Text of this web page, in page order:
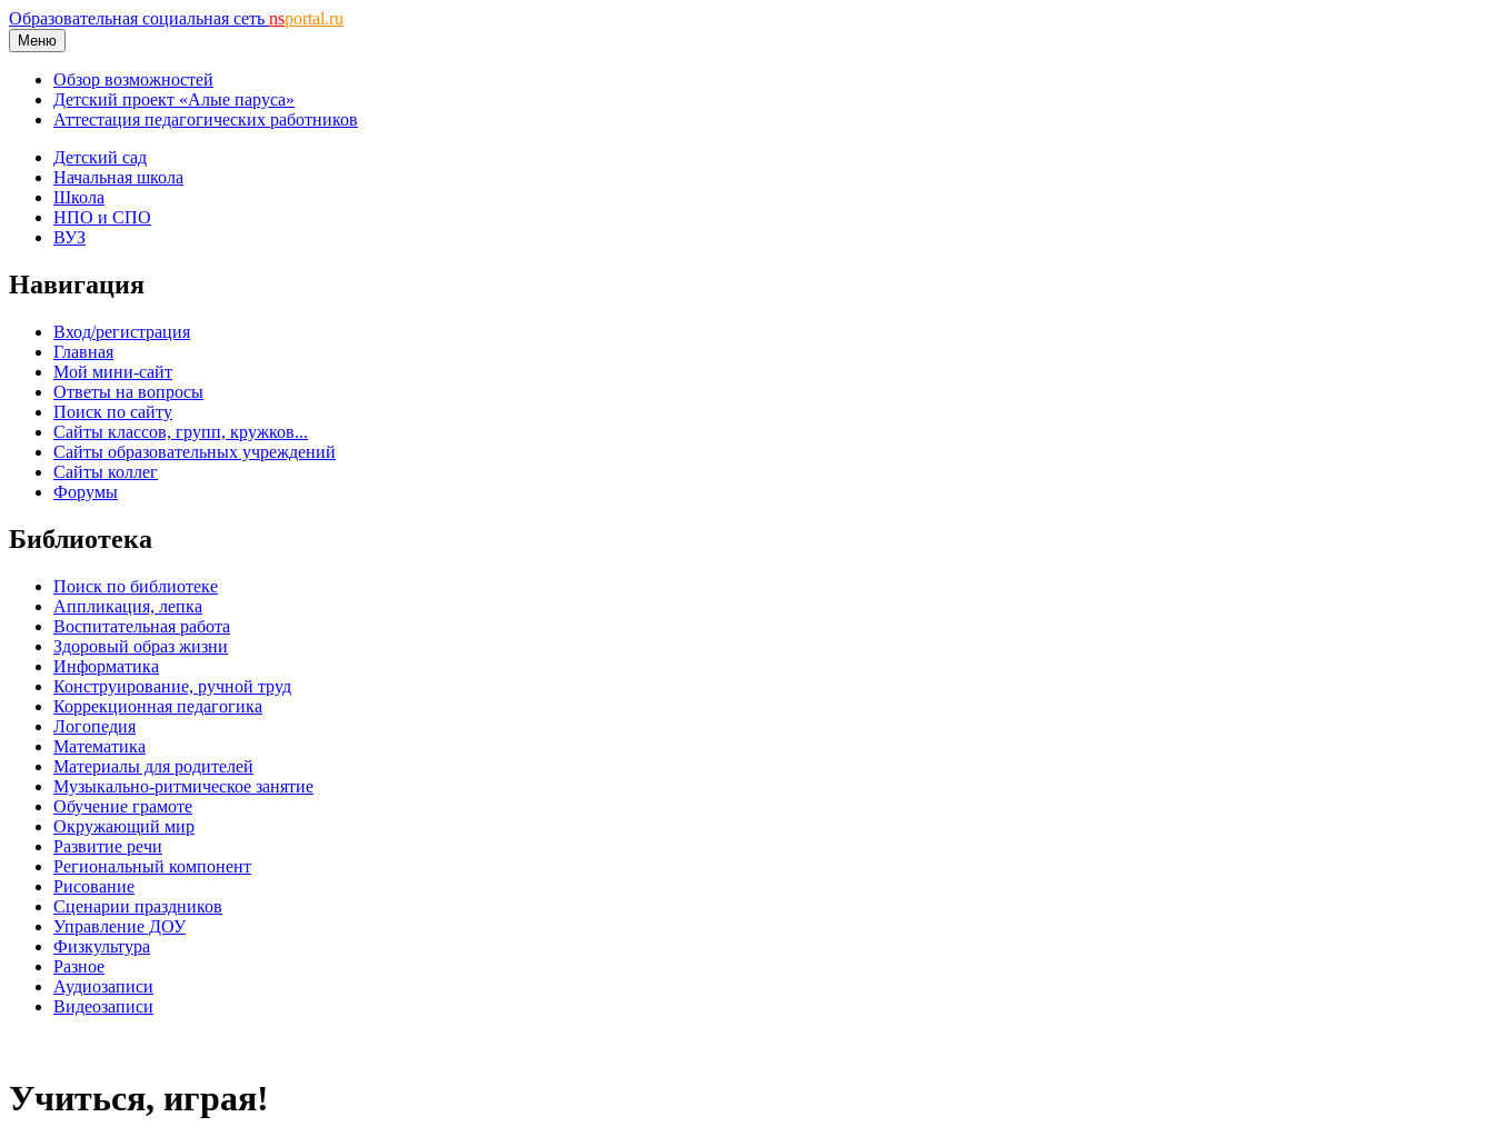
Образовательная социальная сеть nsportal.ru
Меню
Обзор возможностей
Детский проект «Алые паруса»
Аттестация педагогических работников
Детский сад
Начальная школа
Школа
НПО и СПО
ВУЗ
Навигация
Вход/регистрация
Главная
Мой мини-сайт
Ответы на вопросы
Поиск по сайту
Сайты классов, групп, кружков...
Сайты образовательных учреждений
Сайты коллег
Форумы
Библиотека
Поиск по библиотеке
Аппликация, лепка
Воспитательная работа
Здоровый образ жизни
Информатика
Конструирование, ручной труд
Коррекционная педагогика
Логопедия
Математика
Материалы для родителей
Музыкально-ритмическое занятие
Обучение грамоте
Окружающий мир
Развитие речи
Региональный компонент
Рисование
Сценарии праздников
Управление ДОУ
Физкультура
Разное
Аудиозаписи
Видеозаписи
Учиться, играя!